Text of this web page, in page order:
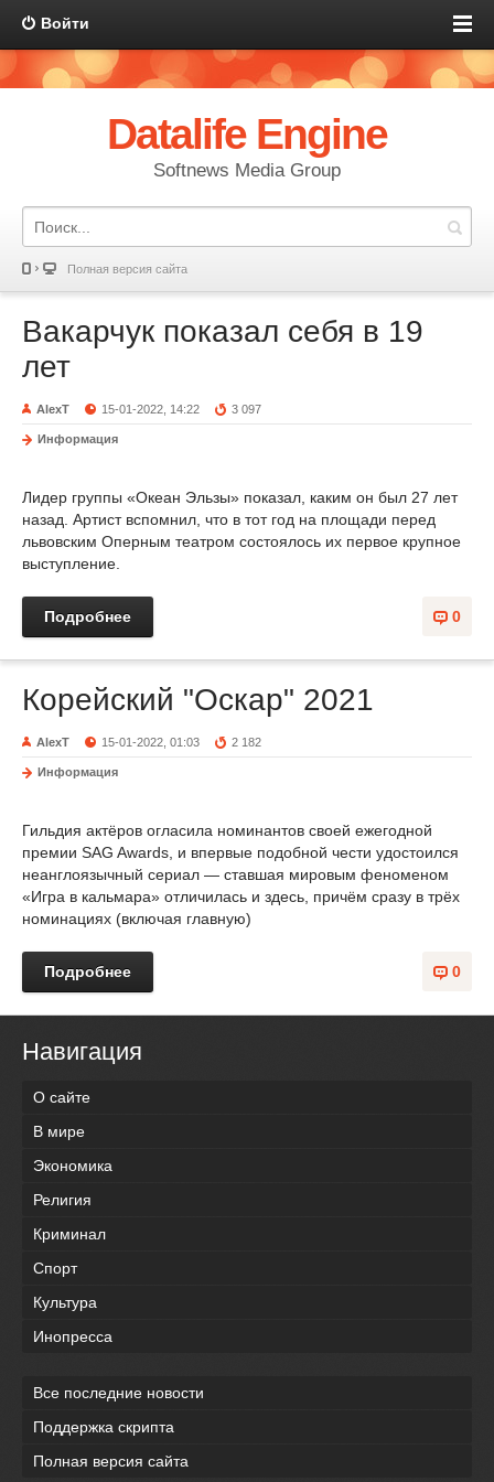
Войти
Datalife Engine
Softnews Media Group
Полная версия сайта
Вакарчук показал себя в 19
лет
AlexT 15-01-2022, 14:22 3 097
Информация
Лидер группы «Океан Эльзы» показал, каким он был 27 лет
назад. Артист вспомнил, что в тот год на площади перед
львовским Оперным театром состоялось их первое крупное
выступление.
0
Подробнее
Корейский "Оскар" 2021
AlexT 15-01-2022, 01:03 2 182
Информация
Гильдия актёров огласила номинантов своей ежегодной
премии SAG Awards, и впервые подобной чести удостоился
неанглоязычный сериал — ставшая мировым феноменом
«Игра в кальмара» отличилась и здесь, причём сразу в трёх
номинациях (включая главную)
0
Подробнее
Навигация
О сайте
В мире
Экономика
Религия
Криминал
Спорт
Культура
Инопресса
Все последние новости
Поддержка скрипта
Полная версия сайта